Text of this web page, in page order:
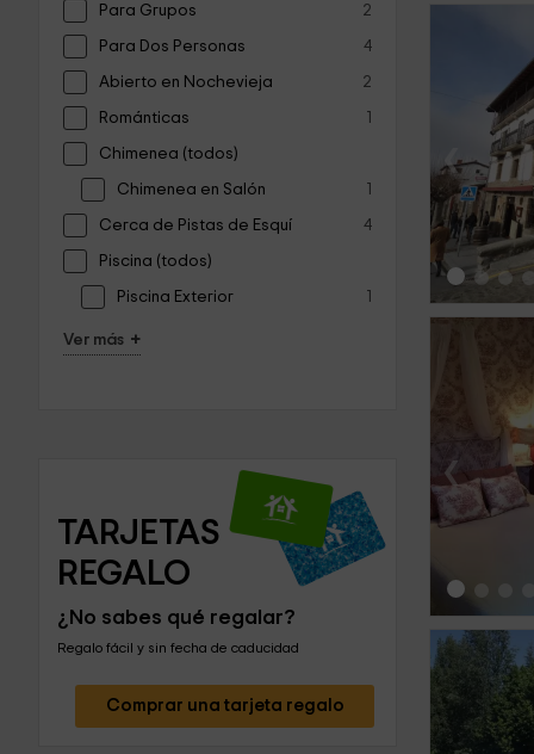
Para Grupos 2
Para Dos Personas 4
Abierto en Nochevieja 2
Románticas 1
Chimenea (todos)
Chimenea en Salón 1
Cerca de Pistas de Esquí 4
Piscina (todos)
Piscina Exterior 1
Ver más +
TARJETAS
REGALO
¿No sabes qué regalar?
Regalo fácil y sin fecha de caducidad
Comprar una tarjeta regalo
‹
‹